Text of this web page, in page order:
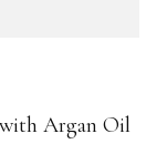
Argan Oil